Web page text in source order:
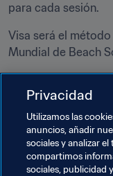
para cada sesión.
Visa será el
Mundial de Beach
información sobre
está disponible en
Temas
Privacidad
Utilizamos las
anuncios, añadir
sociales y analizar
compartimos
sociales, publicidad